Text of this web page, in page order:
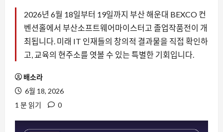
2026년 6월 18일부터 19일까지 부산 해운대 BEXCO 컨
벤션홀에서 부산소프트웨어마이스터고 졸업작품전이 개
최됩니다. 미래 IT 인재들의 창의적 결과물을 직접 확인하
고, 교육의 현주소를 엿볼 수 있는 특별한 기회입니다.
배소라
6월 18, 2026
1 분 읽기
0